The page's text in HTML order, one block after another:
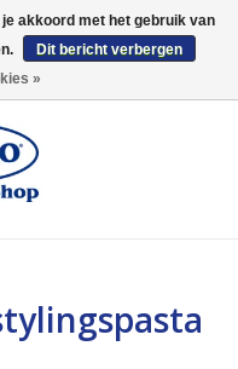
0 Artikelen - €0,00
akkoord met het gebruik van
Dit bericht verbergen
»